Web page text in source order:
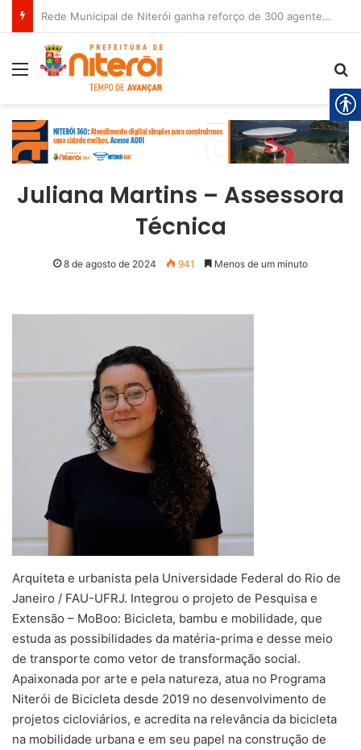
Rede Municipal de Niterói ganha reforço de 300 agentes de apoio escolar
Menu
Juliana Martins – Assessora
Técnica
8 de agosto de 2024 941 Menos de um minuto
Arquiteta e urbanista pela Universidade Federal do Rio de
Janeiro / FAU-UFRJ. Integrou o projeto de Pesquisa e
Extensão – MoBoo: Bicicleta, bambu e mobilidade, que
estuda as possibilidades da matéria-prima e desse meio
de transporte como vetor de transformação social.
Apaixonada por arte e pela natureza, atua no Programa
Niterói de Bicicleta desde 2019 no desenvolvimento de
projetos cicloviários, e acredita na relevância da bicicleta
na mobilidade urbana e em seu papel na construção de